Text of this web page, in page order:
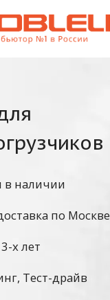
в наличии
по Москве
х лет
Тест-драйв